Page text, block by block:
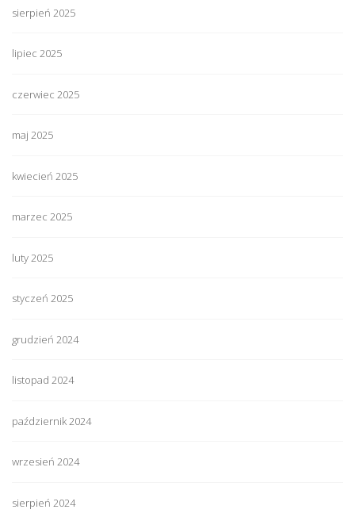
sierpień 2025
lipiec 2025
czerwiec 2025
maj 2025
kwiecień 2025
marzec 2025
luty 2025
styczeń 2025
grudzień 2024
listopad 2024
październik 2024
wrzesień 2024
sierpień 2024